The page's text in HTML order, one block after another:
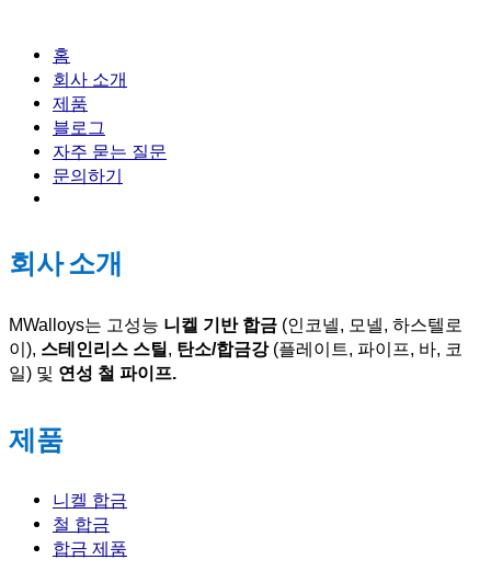
홈
회사 소개
제품
블로그
자주 묻는 질문
문의하기
회사 소개
MWalloys는 고성능 니켈 기반 합금 (인코넬, 모넬, 하스텔로
이), 스테인리스 스틸, 탄소/합금강(플레이트, 파이프, 바, 코
일) 및 연성 철 파이프.
제품
니켈 합금
철 합금
합금 제품